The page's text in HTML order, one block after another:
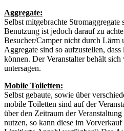
Aggregate:
Selbst mitgebrachte
Benutzung ist jedoch darauf zu
Besucher/Camper nicht durch Lärm
Aggregate sind so aufzustellen,
können. Der Veranstalter behält
untersagen.
Mobile Toiletten:
Selbst gebaute, sowie über
mobile Toiletten sind auf der
über den Zeitraum der
nutzen, so kann diese im